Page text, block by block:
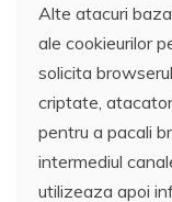
Alte atacuri
ale cookieurilor
solicita
criptate,
pentru a pacali
intermediul
utilizeaza apoi